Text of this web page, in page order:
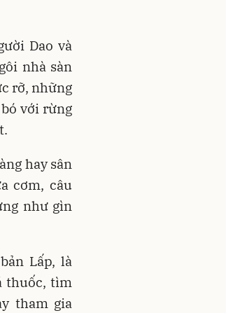
Dao và
nhà sàn
rỡ, những
với rừng
hay sân
cơm, câu
như gìn
Lấp, là
thuốc, tìm
tham gia